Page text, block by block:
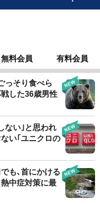
無料会員 有料会員
っそり食べら
した36歳男性
ない｣と思われ
い｢ユニクロの
も､首にかける
中症対策に最